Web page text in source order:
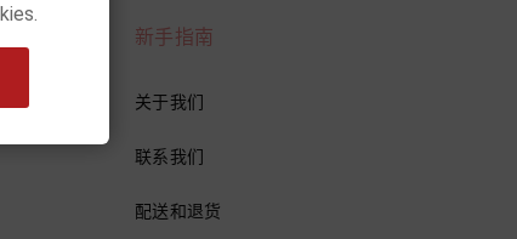
新手指南
关于我们
联系我们
配送和退货